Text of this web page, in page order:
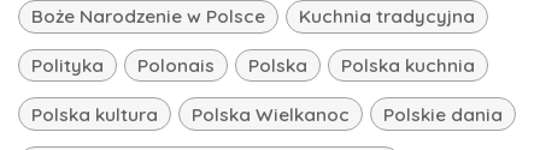
Boże Narodzenie w Polsce Kuchnia tradycyjna
Polityka Polonais Polska Polska kuchnia
Polska kultura Polska Wielkanoc Polskie dania